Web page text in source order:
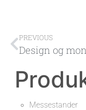
PREVIOUS
Messestander